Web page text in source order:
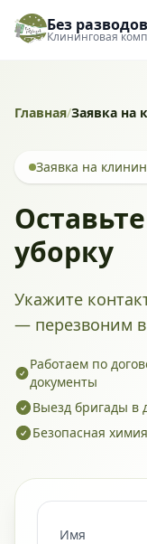
Без разводов
Клининговая
Главная/Заявка на
Заявка на
уборку
Укажите
— перезвоним
Работаем по
документы
Выезд бригады в
Безопасная
Имя